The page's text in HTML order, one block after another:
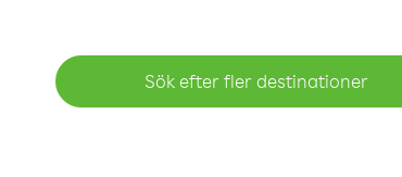
Sök efter fler destinationer